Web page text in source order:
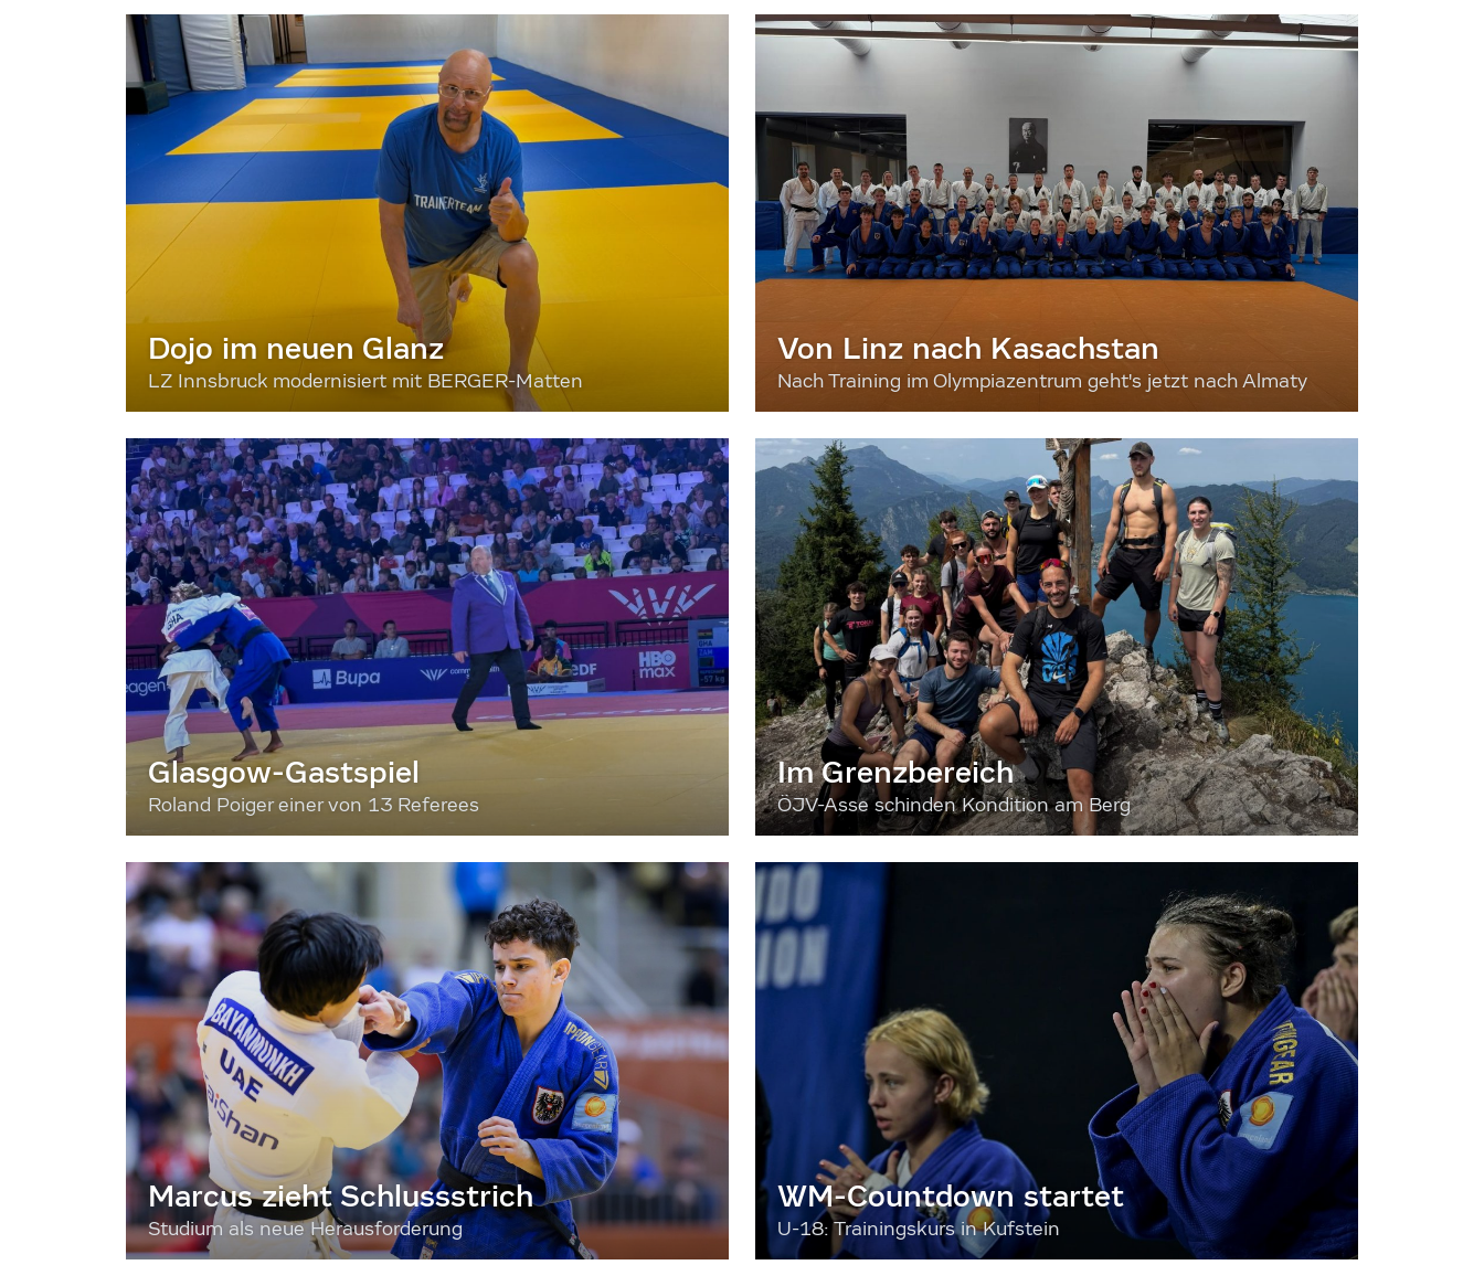
Dojo im neuen Glanz
LZ Innsbruck modernisiert mit BERGER-Matten
Von Linz nach Kasachstan
Nach Training im Olympiazentrum geht's jetzt nach Almaty
Glasgow-Gastspiel
Roland Poiger einer von 13 Referees
Im Grenzbereich
ÖJV-Asse schinden Kondition am Berg
Marcus zieht Schlussstrich
Studium als neue Herausforderung
WM-Countdown startet
U-18: Trainingskurs in Kufstein